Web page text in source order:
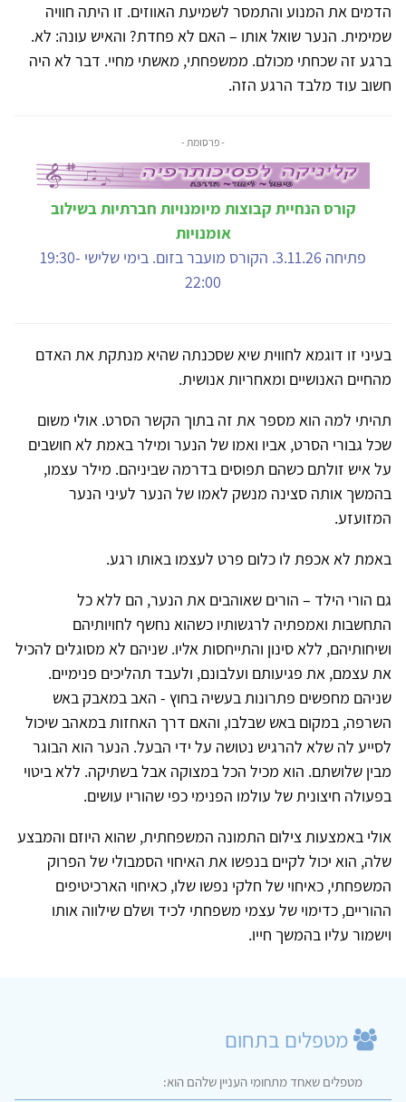
הדמים את המנוע והתמסר לשמיעת האווזים. זו היתה חוויה
שמימית. הנער שואל אותו – האם לא פחדת? והאיש עונה: לא.
ברגע זה שכחתי מכולם. ממשפחתי, מאשתי מחיי. דבר לא היה
חשוב עוד מלבד הרגע הזה.
- פרסומת -
קורס הנחיית קבוצות מיומנויות חברתיות בשילוב
אומנויות
פתיחה 3.11.26. הקורס מועבר בזום. בימי שלישי 19:30-
22:00
בעיני זו דוגמא לחווית שיא שסכנתה שהיא מנתקת את האדם
מהחיים האנושיים ומאחריות אנושית.
תהיתי למה הוא מספר את זה בתוך הקשר הסרט. אולי משום
שכל גבורי הסרט, אביו ואמו של הנער ומילר באמת לא חושבים
על איש זולתם כשהם תפוסים בדרמה שביניהם. מילר עצמו,
בהמשך אותה סצינה מנשק לאמו של הנער לעיני הנער
המזועזע.
באמת לא אכפת לו כלום פרט לעצמו באותו רגע.
גם הורי הילד – הורים שאוהבים את הנער, הם ללא כל
התחשבות ואמפתיה לרגשותיו כשהוא נחשף לחויותיהם
ושיחותיהם, ללא סינון והתייחסות אליו. שניהם לא מסוגלים להכיל
את עצמם, את פגיעותם ועלבונם, ולעבד תהליכים פנימיים.
שניהם מחפשים פתרונות בעשיה בחוץ - האב במאבק באש
השרפה, במקום באש שבלבו, והאם דרך האחזות במאהב שיכול
לסייע לה שלא להרגיש נטושה על ידי הבעל. הנער הוא הבוגר
מבין שלושתם. הוא מכיל הכל במצוקה אבל בשתיקה. ללא ביטוי
בפעולה חיצונית של עולמו הפנימי כפי שהוריו עושים.
אולי באמצעות צילום התמונה המשפחתית, שהוא היוזם והמבצע
שלה, הוא יכול לקיים בנפשו את האיחוי הסמבולי של הפרוק
המשפחתי, כאיחוי של חלקי נפשו שלו, כאיחוי הארכיטיפים
ההוריים, כדימוי של עצמי משפחתי לכיד ושלם שילווה אותו
וישמור עליו בהמשך חייו.
מטפלים בתחום
מטפלים שאחד מתחומי העניין שלהם הוא: